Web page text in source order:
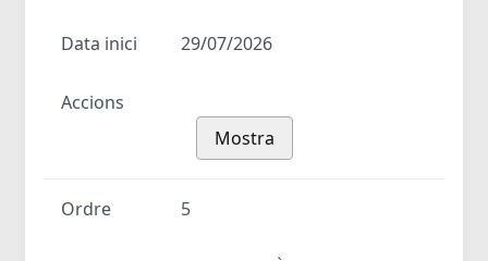
Data inici 29/07/2026
Accions
Mostra
Ordre 5